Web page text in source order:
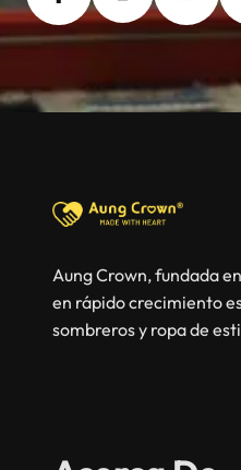
Aung Crown, fundada
en rápido crecimiento
sombreros y ropa de